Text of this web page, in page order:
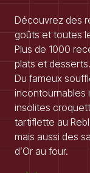
Découvrez des
goûts et toutes
Plus de 1000
plats et desserts.
Du fameux
incontournables
insolites
tartiflette au
mais aussi des
d’Or au four.